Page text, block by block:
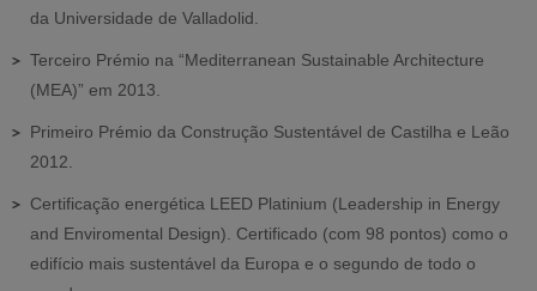
da Universidade de Valladolid.
Terceiro Prémio na “Mediterranean Sustainable Architecture
(MEA)” em 2013.
Primeiro Prémio da Construção Sustentável de Castilha e Leão
2012.
Certificação energética LEED Platinium (Leadership in Energy
and Enviromental Design). Certificado (com 98 pontos) como o
edifício mais sustentável da Europa e o segundo de todo o